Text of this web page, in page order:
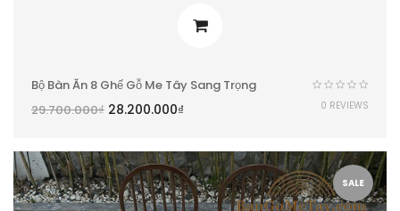
Bộ Bàn Ăn 8 Ghế Gỗ Me Tây Sang Trọng
29.700.000₫ 28.200.000₫ 0 REVIEWS
SALE